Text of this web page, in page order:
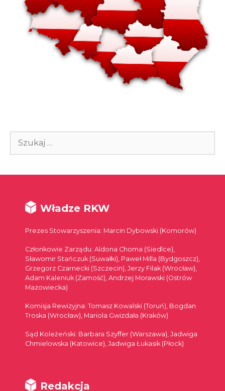
Szukaj:
Władze RKW
Prezes Stowarzyszenia: Marcin Dybowski (Komorów)
Członkowie Zarządu: Aldona Choma (Siedlce),
Sławomir Stańczuk (Suwałki), Paweł Milla (Bydgoszcz),
Grzegorz Czarnecki (Szczecin), Jerzy Filak (Wrocław),
Adam Kaleniuk (Zamość), Andrzej Morawski (Ostrów
Mazowiecka)
Komisja Rewizyjna: Tomasz Kowalski (Toruń), Bogdan
Troska (Wrocław), Mariola Gwizdała (Kraków)
Sąd Koleżeński: Barbara Szyffer (Warszawa), Jadwiga
Chmielowska (Katowice), Jadwiga Łukasik (Płock)
Redakcja